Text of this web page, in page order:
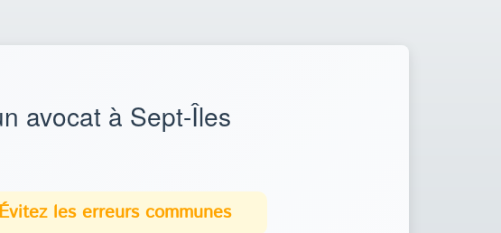
avocat à Sept-Îles
Évitez les erreurs communes